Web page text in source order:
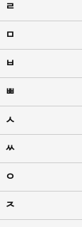
ㄹ
ㅁ
ㅂ
ㅃ
ㅅ
ㅆ
ㅇ
ㅈ